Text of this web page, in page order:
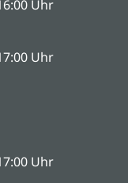
Uhr
Uhr
Uhr